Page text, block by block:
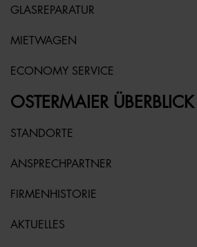
GLASREPARATUR
MIETWAGEN
ECONOMY SERVICE
OSTERMAIER ÜBERBLICK
STANDORTE
ANSPRECHPARTNER
FIRMENHISTORIE
AKTUELLES